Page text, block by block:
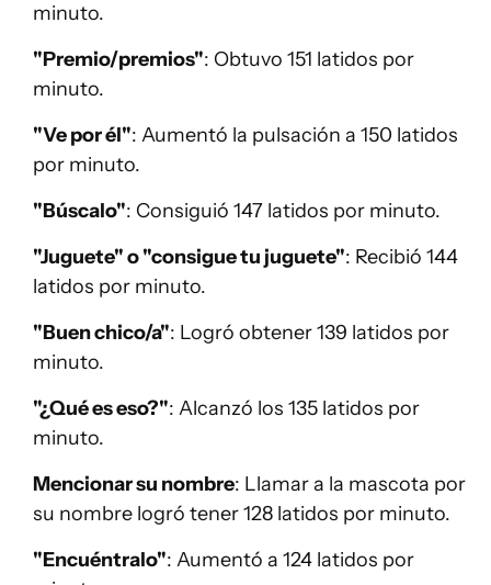
minuto.
"Premio/premios": Obtuvo 151 latidos por
minuto.
"Ve por él": Aumentó la pulsación a 150 latidos
por minuto.
"Búscalo": Consiguió 147 latidos por minuto.
"Juguete" o "consigue tu juguete": Recibió 144
latidos por minuto.
"Buen chico/a": Logró obtener 139 latidos por
minuto.
"¿Qué es eso?": Alcanzó los 135 latidos por
minuto.
Mencionar su nombre: Llamar a la mascota por
su nombre logró tener 128 latidos por minuto.
"Encuéntralo": Aumentó a 124 latidos por